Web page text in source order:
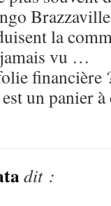
la
vu …
financière
un panier
dit :